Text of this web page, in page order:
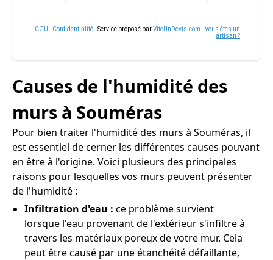
CGU - Confidentialité- Service proposé parViteUnDevis.com -Vous êtes un
artisan ?
Causes de l'humidité des
murs à Souméras
Pour bien traiter l'humidité des murs à Souméras, il
est essentiel de cerner les différentes causes pouvant
en être à l'origine. Voici plusieurs des principales
raisons pour lesquelles vos murs peuvent présenter
de l'humidité :
Infiltration d'eau : ce problème survient
lorsque l'eau provenant de l'extérieur s'infiltre à
travers les matériaux poreux de votre mur. Cela
peut être causé par une étanchéité défaillante,